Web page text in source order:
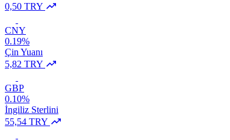
0,50 TRY
CNY
0.19%
Çin Yuanı
5,82 TRY
GBP
0.10%
İngiliz Sterlini
55,54 TRY